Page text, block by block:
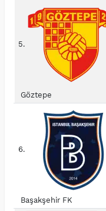
5.
Göztepe
6.
Başakşehir FK